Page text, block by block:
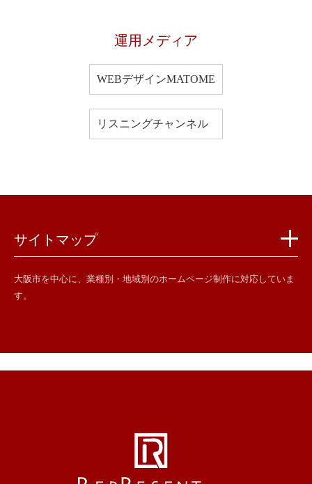
運用メディア
WEBデザインMATOME
リスニングチャンネル
サイトマップ
大阪市を中心に、業種別・地域別のホームページ制作に対応していま
す。